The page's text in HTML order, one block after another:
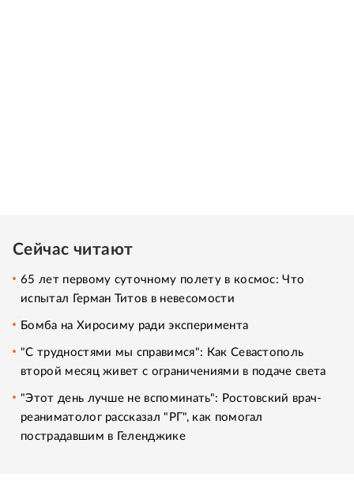
Сейчас читают
65 лет первому суточному полету в космос: Что
испытал Герман Титов в невесомости
Бомба на Хиросиму ради эксперимента
"С трудностями мы справимся": Как Севастополь
второй месяц живет с ограничениями в подаче света
"Этот день лучше не вспоминать": Ростовский врач-
реаниматолог рассказал "РГ", как помогал
пострадавшим в Геленджике